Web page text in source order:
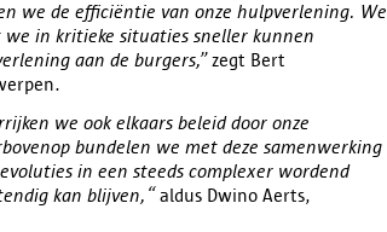
we de efficiëntie van onze hulpverlening. We
in kritieke situaties sneller kunnen
aan de burgers,”zegt Bert
we ook elkaars beleid door onze
bundelen we met deze samenwerking
in een steeds complexer wordend
kan blijven,“ aldus Dwino Aerts,